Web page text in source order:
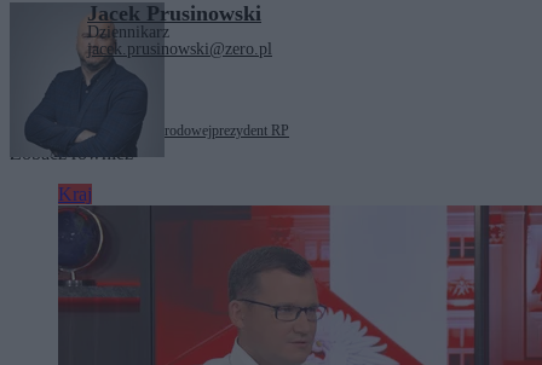
Jacek Prusinowski
Dziennikarz
jacek.prusinowski@zero.pl
Tagi: Instytut Pamięci Narodowejprezydent RP
Zobacz również
Kraj